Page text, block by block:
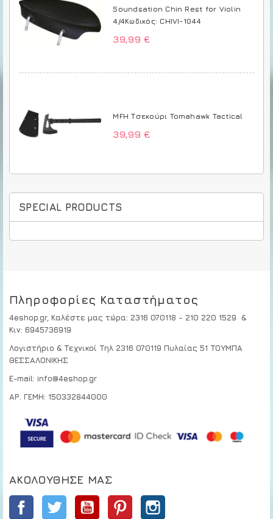
Soundsation Chin Rest for Violin
4/4Κωδικός: CHIVI-1044
39,99 €
MFH Τσεκούρι Tomahawk Tactical
39,99 €
SPECIAL PRODUCTS
Πληροφορίες Καταστήματος
4eshop.gr, Καλέστε μας τώρα: 2316 070118 - 210 220 1529
&
Κιν: 6945736919
Λογιστήριο & Τεχνικοί Τηλ 2316 070119 Πυλαίας 51 ΤΟΥΜΠΑ
ΘΕΣΣΑΛΟΝΙΚΗΣ
E-mail: info@4eshop.gr
ΑΡ. ΓΕΜΗ: 150332844000
ΑΚΟΛΟΎΘΗΣΕ ΜΑΣ
Facebook Twitter YouTube Pinterest